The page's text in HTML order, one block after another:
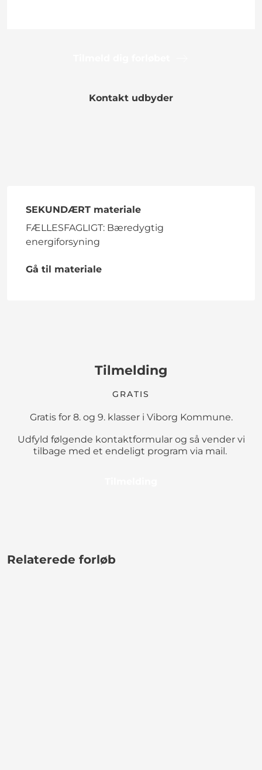
Kontakt udbyder
SEKUNDÆRT materiale
FÆLLESFAGLIGT: Bæredygtig
energiforsyning
Gå til materiale
Tilmelding
GRATIS
Gratis for 8. og 9. klasser i Viborg Kommune.
Udfyld følgende kontaktformular og så vender vi
tilbage med et endeligt program via mail.
Relaterede forløb